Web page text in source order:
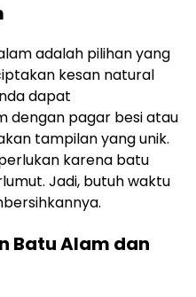
adalah pilihan yang
kesan natural
dapat
dengan pagar besi atau
tampilan yang unik.
karena batu
Jadi, butuh waktu
Batu Alam dan